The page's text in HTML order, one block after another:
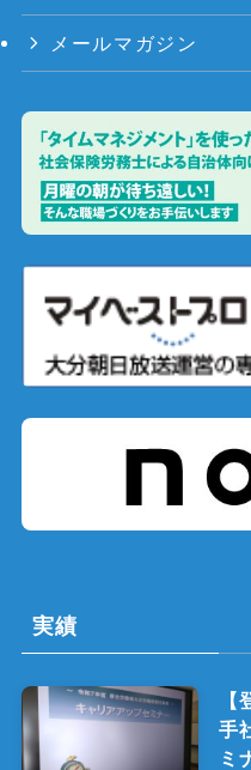
メールマガジン
実績
手
ミ